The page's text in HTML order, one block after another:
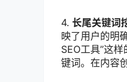
4. 长尾关键词
映了用户的明
SEO工具”这
键词。在内容